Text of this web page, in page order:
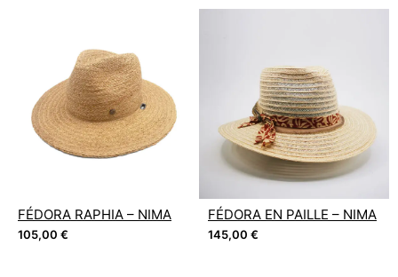
FÉDORA RAPHIA – NIMA
105,00 €
FÉDORA EN PAILLE – NIMA
145,00 €